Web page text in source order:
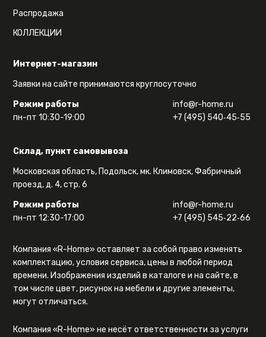
Интернет-магазин
Заявки на сайте принимаются круглосуточно
Режим работы
пн-пт 10:30-19:00
info@r-home.ru
+7 (495) 540‑45‑55
Склад, пункт самовывоза
Московская область, Подольск, мк. Климовск, Фабричный
проезд, д. 4, стр. 6
Режим работы
пн-пт 12:30-17:00
info@r-home.ru
+7 (495) 545‑22‑66
Распродажа
КОЛЛЕКЦИИ
Компания «R-Home» оставляет за собой право изменять
комплектацию, условия сервиса, цены в любой период
времени. Изображения изделий в каталоге и на сайте, в
том числе цвет, рисунок на мебели и другие элементы,
могут отличаться.
Компания «R-Home» не несёт ответственности за услуги